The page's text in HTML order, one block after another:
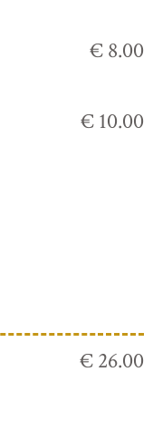
€ 8.00
€ 10.00
€ 26.00